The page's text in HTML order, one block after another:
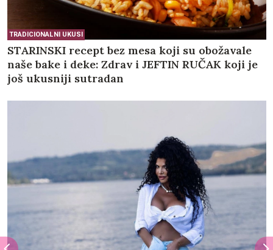
TRADICIONALNI UKUSI
STARINSKI recept bez mesa koji su obožavale
naše bake i deke: Zdrav i JEFTIN RUČAK koji je
još ukusniji sutradan